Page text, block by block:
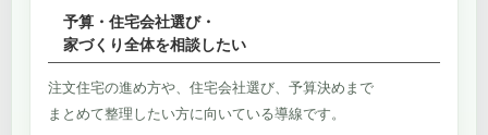
予算・住宅会社選び・
家づくり全体を相談したい
注文住宅の進め方や、住宅会社選び、予算決めまで
まとめて整理したい方に向いている導線です。